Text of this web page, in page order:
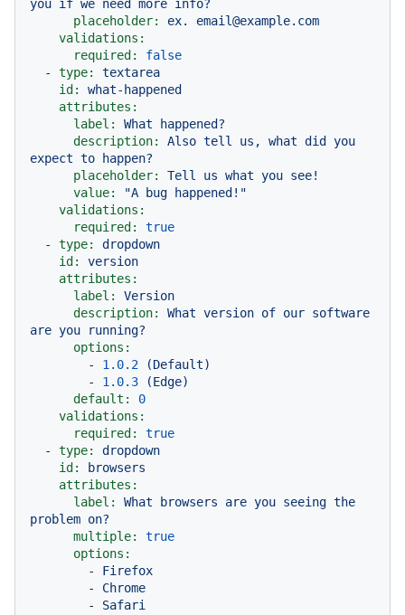
you if we need more info?
placeholder:
ex.
email@example.com
validations:
required:
false
-
type:
textarea
id:
what-happened
attributes:
label:
What
happened?
description:
Also tell us, what did
you
expect to
happen?
placeholder:
Tell us what you see!
value:
"A bug happened!"
validations:
required:
true
-
type:
dropdown
id:
version
attributes:
label:
Version
description:
What version of our software
are you
running?
options:
-
1.0.2
(Default)
-
1.0.3
(Edge)
default:
0
validations:
required:
true
-
type:
dropdown
id:
browsers
attributes:
label:
What browsers are you seeing the
problem on?
multiple:
true
options:
-
Firefox
-
Chrome
-
Safari